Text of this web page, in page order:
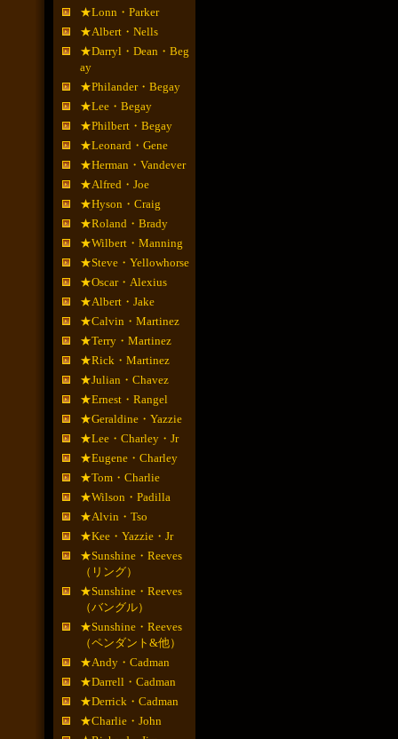
★Lonn・Parker
★Albert・Nells
★Darryl・Dean・Beg
ay
★Philander・Begay
★Lee・Begay
★Philbert・Begay
★Leonard・Gene
★Herman・Vandever
★Alfred・Joe
★Hyson・Craig
★Roland・Brady
★Wilbert・Manning
★Steve・Yellowhorse
★Oscar・Alexius
★Albert・Jake
★Calvin・Martinez
★Terry・Martinez
★Rick・Martinez
★Julian・Chavez
★Ernest・Rangel
★Geraldine・Yazzie
★Lee・Charley・Jr
★Eugene・Charley
★Tom・Charlie
★Wilson・Padilla
★Alvin・Tso
★Kee・Yazzie・Jr
★Sunshine・Reeves
（リング）
★Sunshine・Reeves
（バングル）
★Sunshine・Reeves
（ペンダント&他）
★Andy・Cadman
★Darrell・Cadman
★Derrick・Cadman
★Charlie・John